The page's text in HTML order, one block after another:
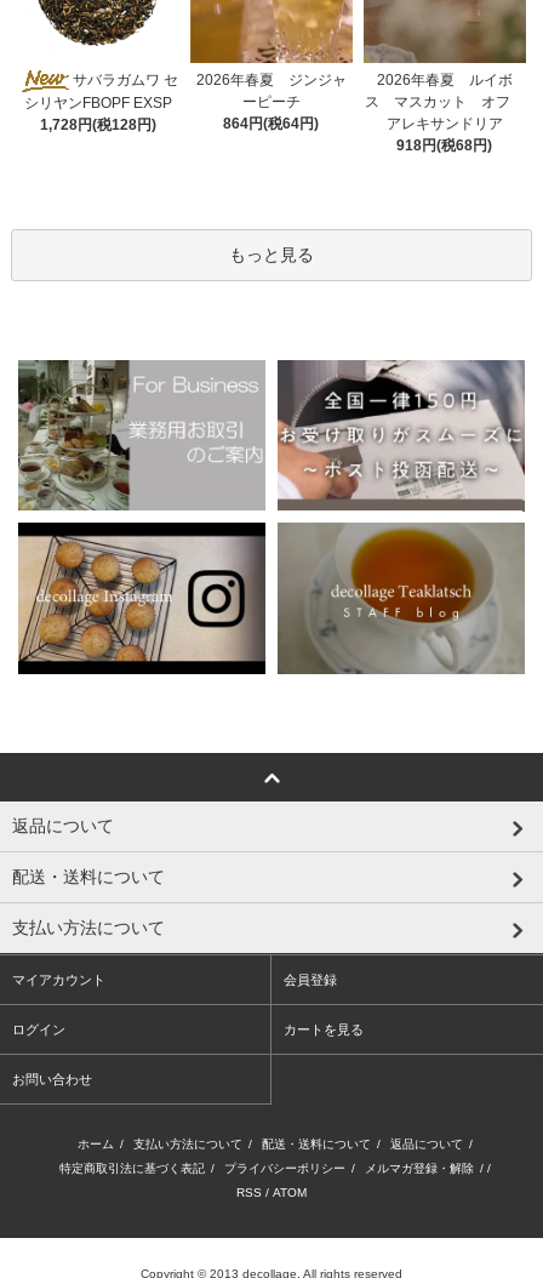
サバラガムワ セ
シリヤンFBOPF EXSP
1,728円(税128円)
2026年春夏 ジンジャ
ーピーチ
864円(税64円)
2026年春夏 ルイボ
ス マスカット オフ
アレキサンドリア
918円(税68円)
もっと見る
返品について
配送・送料について
支払い方法について
マイアカウント 会員登録
ログイン カートを見る
お問い合わせ
ホーム / 支払い方法について / 配送・送料について / 返品について /
特定商取引法に基づく表記 / プライバシーポリシー / メルマガ登録・解除 / /
RSS / ATOM
Copyright © 2013 decollage. All rights reserved